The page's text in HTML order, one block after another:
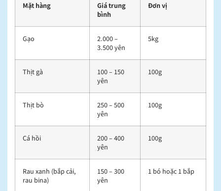
Mặt hàng
Giá trung
bình
Đơn vị
Gạo
2.000 –
3.500 yên
5kg
Thịt gà
100 – 150
yên
100g
Thịt bò
250 – 500
yên
100g
Cá hồi
200 – 400
yên
100g
Rau xanh (bắp cải,
rau bina)
150 – 300
yên
1 bó hoặc 1 bắp